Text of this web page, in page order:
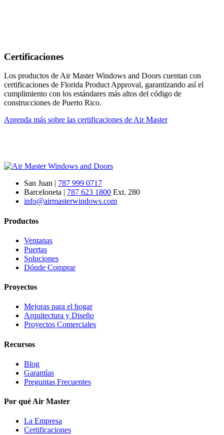
Certificaciones
Los productos de Air Master Windows and Doors cuentan con
certificaciones de Florida Product Approval, garantizando así el
cumplimiento con los estándares más altos del código de
construcciones de Puerto Rico.
Aprenda más sobre las certificaciones de Air Master
San Juan | 787 999 0717
Barceloneta | 787 623 1800 Ext. 280
info@airmasterwindows.com
Productos
Ventanas
Puertas
Soluciones
Dónde Comprar
Proyectos
Mejoras para el hogar
Arquitectura y Diseño
Proyectos Comerciales
Recursos
Blog
Garantías
Preguntas Frecuentes
Por qué Air Master
La Empresa
Certificaciones